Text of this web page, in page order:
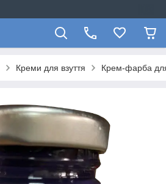
Креми для взуття Крем-фарба